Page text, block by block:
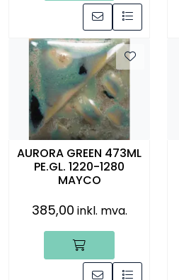
AURORA GREEN 473ML
PE.GL. 1220-1280
MAYCO
385,00 inkl. mva.